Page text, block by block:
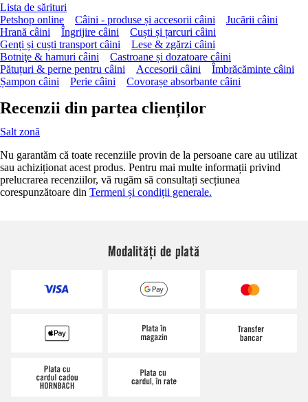
Lista de sărituri
Petshop online
Câini - produse și accesorii câini
Jucării câini
Hrană câini
Îngrijire câini
Cuști și țarcuri câini
Genți și cuști transport câini
Lese & zgărzi câini
Botniţe & hamuri câini
Castroane și dozatoare câini
Pătuțuri & perne pentru câini
Accesorii câini
Îmbrăcăminte câini
Șampon câini
Perie câini Covorașe absorbante câini
Recenzii din partea clienților
Salt zonă
Nu garantăm că toate recenziile provin de la persoane care au utilizat
sau achiziționat acest produs. Pentru mai multe informații privind
prelucrarea recenziilor, vă rugăm să consultați secțiunea
corespunzătoare din Termeni și condiții generale.
Modalități de plată